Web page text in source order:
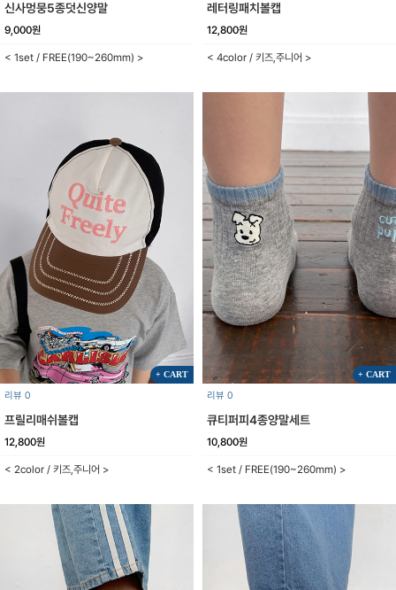
신사멍뭉5종덧신양말
9,000원
< 1set / FREE(190~260mm) >
레터링패치볼캡
12,800원
< 4color / 키즈,주니어 >
+ CART
리뷰 0
프릴리매쉬볼캡
12,800원
< 2color / 키즈,주니어 >
+ CART
리뷰 0
큐티퍼피4종양말세트
10,800원
< 1set / FREE(190~260mm) >